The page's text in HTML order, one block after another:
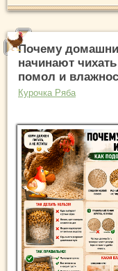
Почему
начинают
помол и
Курочка Ряба